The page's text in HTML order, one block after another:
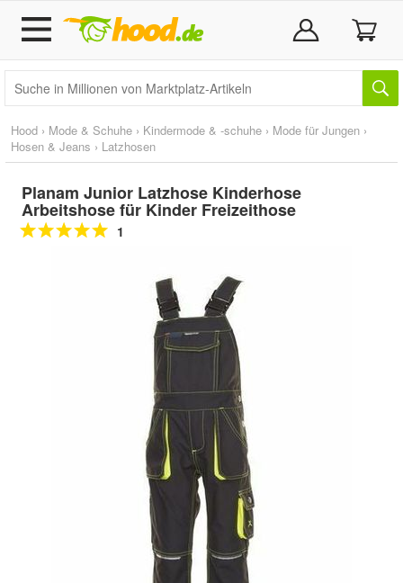
Hood › Mode & Schuhe › Kindermode & -schuhe › Mode für Jungen ›
Hosen & Jeans › Latzhosen
Planam Junior Latzhose Kinderhose
Arbeitshose für Kinder Freizeithose
1